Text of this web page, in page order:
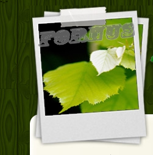
*+*